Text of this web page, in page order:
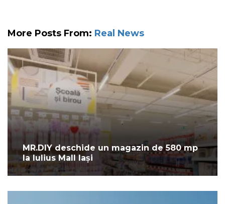
More Posts From: Real News
MR.DIY deschide un magazin de 580 mp
la Iulius Mall Iași